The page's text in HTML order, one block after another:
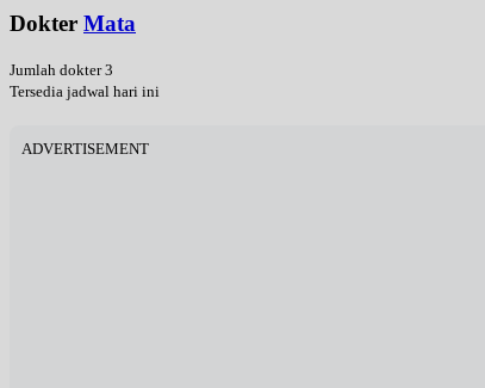
Dokter Mata
Jumlah dokter 3
Tersedia jadwal hari ini
ADVERTISEMENT